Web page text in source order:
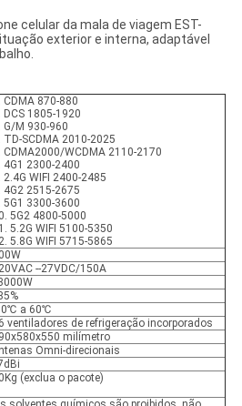
celular da mala de viagem EST-
exterior e interna, adaptável
CDMA 870-880
DCS 1805-1920
G/M 930-960
TD-SCDMA 2010-2025
CDMA2000/WCDMA 2110-2170
4G1 2300-2400
2.4G WIFI 2400-2485
4G2 2515-2675
5G1 3300-3600
5G2 4800-5000
5.2G WIFI 5100-5350
5.8G WIFI 5715-5865
--27VDC/150A
a 60℃
ventiladores de refrigeração incorporados
milímetro
Omni-direcionais
(exclua o pacote)